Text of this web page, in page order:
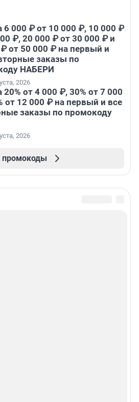
6 000 ₽ от 10 000 ₽, 10 000 ₽
₽, 20 000 ₽ от 30 000 ₽ и
от 50 000 ₽ на первый и
заказы по
НАБЕРИ
2026
20% от 4 000 ₽, 30% от 7 000
от 12 000 ₽ на первый и все
заказы по промокоду
2026
промокоды